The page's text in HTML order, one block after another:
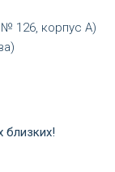
126, корпус А)
близких!